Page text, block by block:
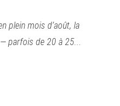
plein mois d’août, la
parfois de 20 à 25...